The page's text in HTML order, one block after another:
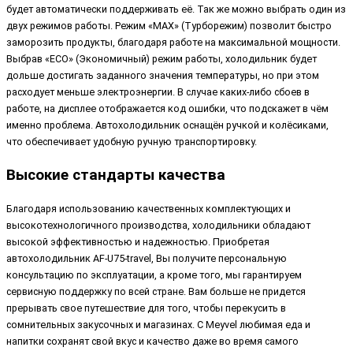
будет автоматически поддерживать её. Так же можно выбрать один из
двух режимов работы. Режим «MAX» (Турборежим) позволит быстро
заморозить продукты, благодаря работе на максимальной мощности.
Выбрав «ECO» (Экономичный) режим работы, холодильник будет
дольше достигать заданного значения температуры, но при этом
расходует меньше электроэнергии. В случае каких-либо сбоев в
работе, на дисплее отображается код ошибки, что подскажет в чём
именно проблема. Автохолодильник оснащён ручкой и колёсиками,
что обеспечивает удобную ручную транспортировку.
Высокие стандарты качества
Благодаря использованию качественных комплектующих и
высокотехнологичного производства, холодильники обладают
высокой эффективностью и надежностью. Приобретая
автохолодильник AF-U75-travel, Вы получите персональную
консультацию по эксплуатации, а кроме того, мы гарантируем
сервисную поддержку по всей стране. Вам больше не придется
прерывать свое путешествие для того, чтобы перекусить в
сомнительных закусочных и магазинах. С Meyvel любимая еда и
напитки сохранят свой вкус и качество даже во время самого